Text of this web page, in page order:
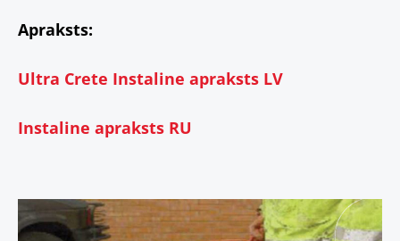
Apraksts:
Ultra Crete Instaline apraksts LV
Instaline apraksts RU